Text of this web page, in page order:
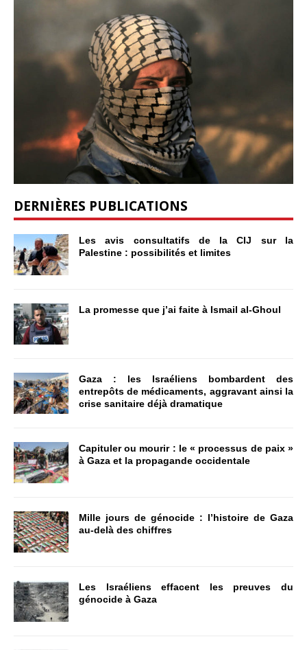
DERNIÈRES PUBLICATIONS
Les avis consultatifs de la CIJ sur la
Palestine : possibilités et limites
La promesse que j’ai faite à Ismail al-Ghoul
Gaza : les Israéliens bombardent des
entrepôts de médicaments, aggravant ainsi la
crise sanitaire déjà dramatique
Capituler ou mourir : le « processus de paix »
à Gaza et la propagande occidentale
Mille jours de génocide : l’histoire de Gaza
au-delà des chiffres
Les Israéliens effacent les preuves du
génocide à Gaza